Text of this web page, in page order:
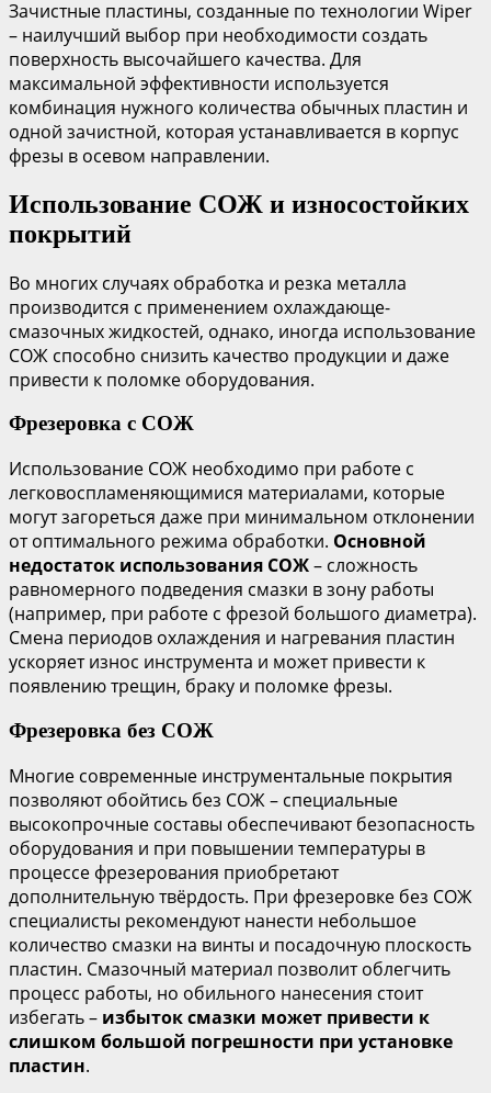
Зачистные пластины, созданные по технологии Wiper
– наилучший выбор при необходимости создать
поверхность высочайшего качества. Для
максимальной эффективности используется
комбинация нужного количества обычных пластин и
одной зачистной, которая устанавливается в корпус
фрезы в осевом направлении.
Использование СОЖ и износостойких
покрытий
Во многих случаях обработка и резка металла
производится с применением охлаждающе-
смазочных жидкостей, однако, иногда использование
СОЖ способно снизить качество продукции и даже
привести к поломке оборудования.
Фрезеровка с СОЖ
Использование СОЖ необходимо при работе с
легковоспламеняющимися материалами, которые
могут загореться даже при минимальном отклонении
от оптимального режима обработки. Основной
недостаток использования СОЖ– сложность
равномерного подведения смазки в зону работы
(например, при работе с фрезой большого диаметра).
Смена периодов охлаждения и нагревания пластин
ускоряет износ инструмента и может привести к
появлению трещин, браку и поломке фрезы.
Фрезеровка без СОЖ
Многие современные инструментальные покрытия
позволяют обойтись без СОЖ – специальные
высокопрочные составы обеспечивают безопасность
оборудования и при повышении температуры в
процессе фрезерования приобретают
дополнительную твёрдость. При фрезеровке без СОЖ
специалисты рекомендуют нанести небольшое
количество смазки на винты и посадочную плоскость
пластин. Смазочный материал позволит облегчить
процесс работы, но обильного нанесения стоит
избегать – избыток смазки может привести к
слишком большой погрешности при установке
пластин.